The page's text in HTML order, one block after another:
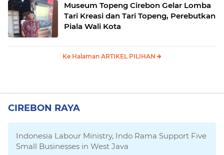
Museum Topeng Cirebon Gelar Lomba
Tari Kreasi dan Tari Topeng, Perebutkan
Piala Wali Kota
Ke Halaman ARTIKEL PILIHAN
CIREBON RAYA
Indonesia Labour Ministry, Indo Rama Support Five
Small Businesses in West Java